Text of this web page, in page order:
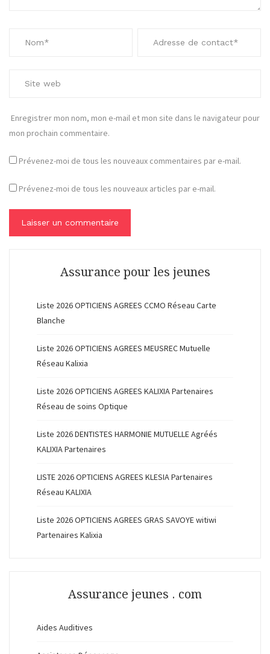
Enregistrer mon nom, mon e-mail et mon site dans le navigateur pour
mon prochain commentaire.
Prévenez-moi de tous les nouveaux commentaires par e-mail.
Prévenez-moi de tous les nouveaux articles par e-mail.
Assurance pour les jeunes
Liste 2026 OPTICIENS AGREES CCMO Réseau Carte
Blanche
Liste 2026 OPTICIENS AGREES MEUSREC Mutuelle
Réseau Kalixia
Liste 2026 OPTICIENS AGREES KALIXIA Partenaires
Réseau de soins Optique
Liste 2026 DENTISTES HARMONIE MUTUELLE Agréés
KALIXIA Partenaires
LISTE 2026 OPTICIENS AGREES KLESIA Partenaires
Réseau KALIXIA
Liste 2026 OPTICIENS AGREES GRAS SAVOYE witiwi
Partenaires Kalixia
Assurance jeunes . com
Aides Auditives